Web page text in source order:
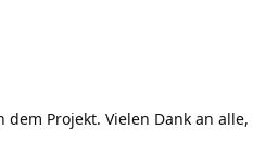
Projekt. Vielen Dank an alle,